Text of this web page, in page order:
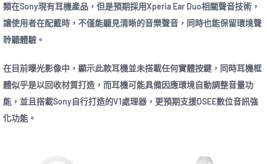
類在Sony現有耳機產品，但是預期採用Xperia Ear Duo相關聲音技術，
讓使用者在配戴時，不僅能聽見清晰的音樂聲音，同時也能保留環境聲
聆聽體驗。
在目前曝光影像中，顯示此款耳機並未搭載任何實體按鍵，同時耳機框
體似乎是以回收材質打造，而耳機可能具備因應環境自動調整音量功
能，並且搭載Sony自行打造的V1處理器，更預期支援DSEE數位音訊強
化功能。